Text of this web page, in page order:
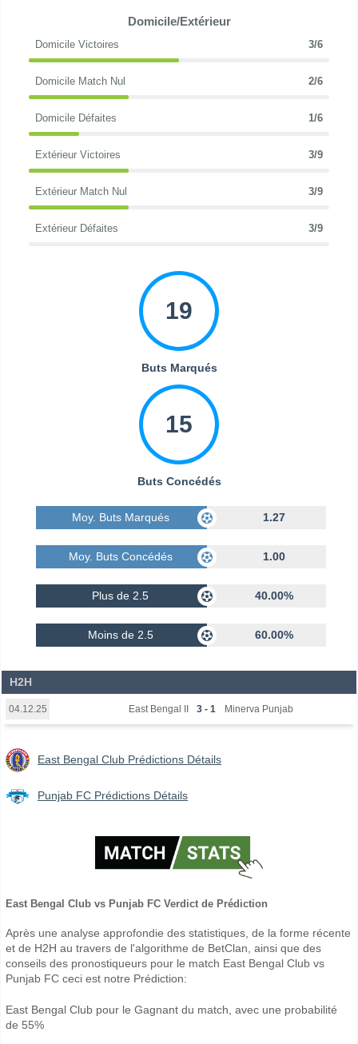
Domicile/Extérieur
Domicile Victoires 3/6
Domicile Match Nul 2/6
Domicile Défaites 1/6
Extérieur Victoires 3/9
Extérieur Match Nul 3/9
Extérieur Défaites 3/9
19
Buts Marqués
15
Buts Concédés
Moy. Buts Marqués 1.27
Moy. Buts Concédés 1.00
Plus de 2.5 40.00%
Moins de 2.5 60.00%
H2H
04.12.25 East Bengal II 3 - 1 Minerva Punjab
East Bengal Club Prédictions Détails
Punjab FC Prédictions Détails
East Bengal Club vs Punjab FC Verdict de Prédiction
Après une analyse approfondie des statistiques, de la forme récente
et de H2H au travers de l'algorithme de BetClan, ainsi que des
conseils des pronostiqueurs pour le match East Bengal Club vs
Punjab FC ceci est notre Prédiction:
East Bengal Club pour le Gagnant du match, avec une probabilité
de 55%